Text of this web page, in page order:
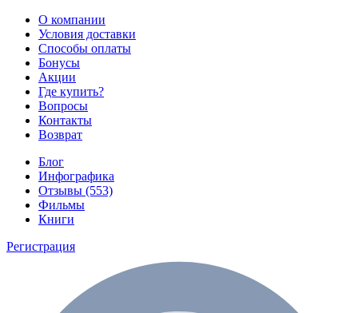
О компании
Условия доставки
Способы оплаты
Бонусы
Акции
Где купить?
Вопросы
Контакты
Возврат
Блог
Инфографика
Отзывы (553)
Фильмы
Книги
Регистрация